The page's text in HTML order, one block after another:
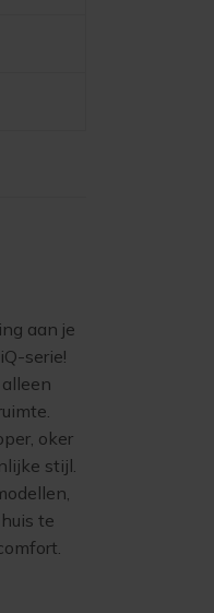
aan je
serie!
oker
stijl.
te